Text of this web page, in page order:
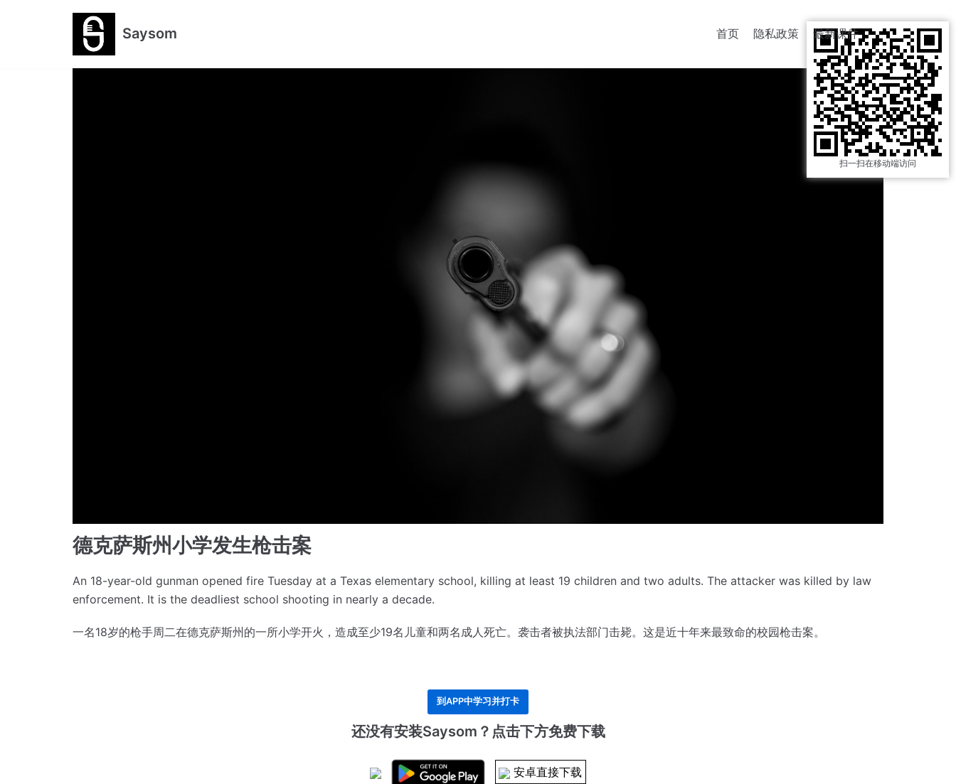
Saysom 首页 隐私政策 最新课件
德克萨斯州小学发生枪击案
An 18-year-old gunman opened fire Tuesday at a Texas elementary school, killing at least 19 children and two adults. The attacker was killed by law
enforcement. It is the deadliest school shooting in nearly a decade.
一名18岁的枪手周二在德克萨斯州的一所小学开火，造成至少19名儿童和两名成人死亡。 袭击者被执法部门击毙。 这是近十年来最致命的校园枪击案。
到APP中学习并打卡
还没有安装Saysom？点击下方免费下载
安卓直接下载
扫一扫在移动端访问